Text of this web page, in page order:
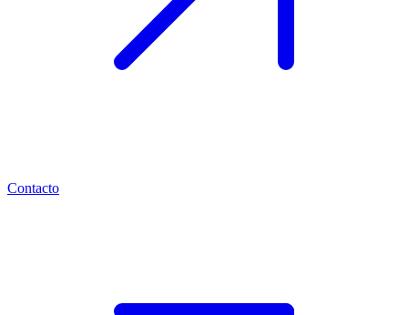
Contacto